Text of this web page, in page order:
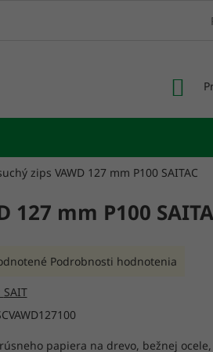
zips VAWD 127 mm P100 SAITAC
mm P100
papiera na drevo, bežnej
Podrobnosti hodnotenia
SAIT